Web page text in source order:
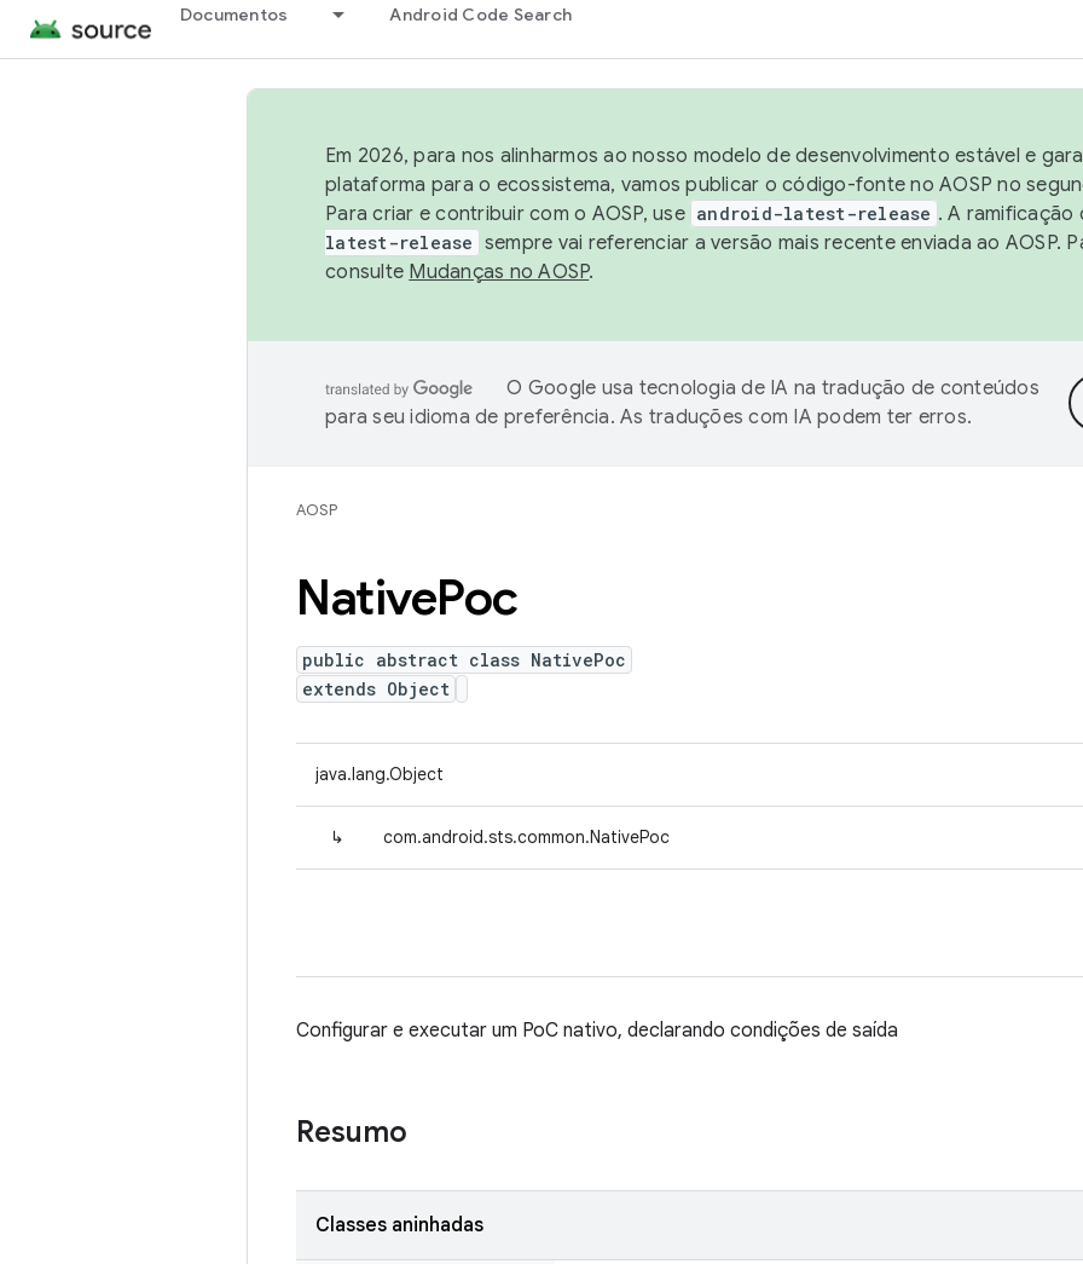
Documentos Android Code Search
Em 2026, para nos alinharmos ao nosso modelo de desenvolvimento estável e
plataforma para o ecossistema, vamos publicar o código-fonte no AOSP no
Para criar e contribuir com o AOSP, use android-latest-release . A
latest-release sempre vai referenciar a versão mais recente enviada ao AOSP.
consulte Mudanças no AOSP.
O Google usa tecnologia de IA na tradução de conteúdos
para seu idioma de preferência. As traduções com IA podem ter erros.
AOSP
NativePoc
public abstract class NativePoc
extends Object
java.lang.Object
↳ com.android.sts.common.NativePoc
Configurar e executar um PoC nativo, declarando condições de saída
Resumo
Classes aninhadas